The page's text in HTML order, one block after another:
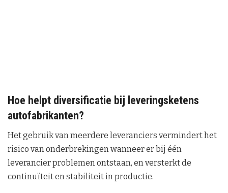
Hoe helpt diversificatie bij leveringsketens
autofabrikanten?
Het gebruik van meerdere leveranciers vermindert het
risico van onderbrekingen wanneer er bij één
leverancier problemen ontstaan, en versterkt de
continuïteit en stabiliteit in productie.